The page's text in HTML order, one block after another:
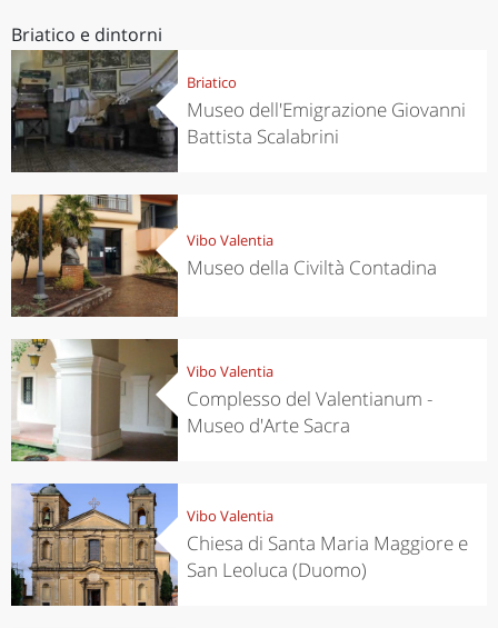
Briatico e dintorni
Briatico
Museo dell'Emigrazione Giovanni
Battista Scalabrini
Vibo Valentia
Museo della Civiltà Contadina
Vibo Valentia
Complesso del Valentianum -
Museo d'Arte Sacra
Vibo Valentia
Chiesa di Santa Maria Maggiore e
San Leoluca (Duomo)